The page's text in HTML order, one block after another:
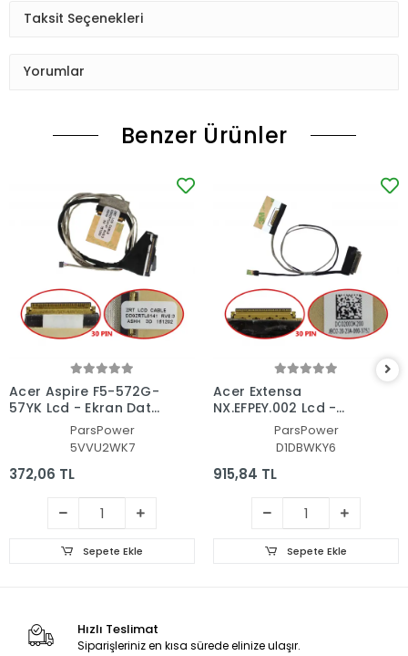
Taksit Seçenekleri
Yorumlar
Benzer Ürünler
Acer Aspire F5-572G-
57YK Lcd - Ekran Data
Flex KablosuParsPower
5VVU2WK7
372,06 TL
Sepete Ekle
Acer Extensa
NX.EFPEY.002 Lcd -
Ekran Data Flex
ParsPower
D1DBWKY6
915,84 TL
Sepete Ekle
Hızlı Teslimat
Siparişleriniz en kısa sürede elinize ulaşır.